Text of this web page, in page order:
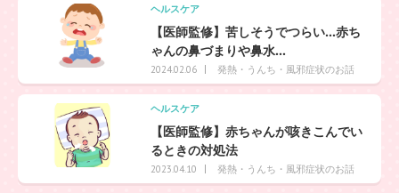
ヘルスケア
【医師監修】苦しそうでつらい…赤ち
ゃんの鼻づまりや鼻水...
2024.02.06 発熱・うんち・風邪症状のお話
ヘルスケア
【医師監修】赤ちゃんが咳きこんでい
るときの対処法
2023.04.10 発熱・うんち・風邪症状のお話